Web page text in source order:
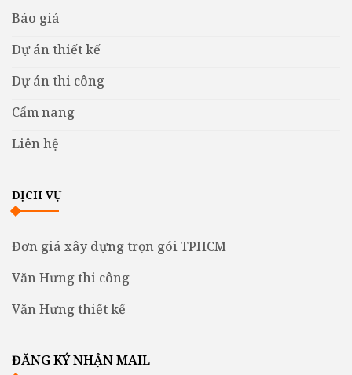
Báo giá
Dự án thiết kế
Dự án thi công
Cẩm nang
Liên hệ
DỊCH VỤ
Đơn giá xây dựng trọn gói TPHCM
Văn Hưng thi công
Văn Hưng thiết kế
ĐĂNG KÝ NHẬN MAIL